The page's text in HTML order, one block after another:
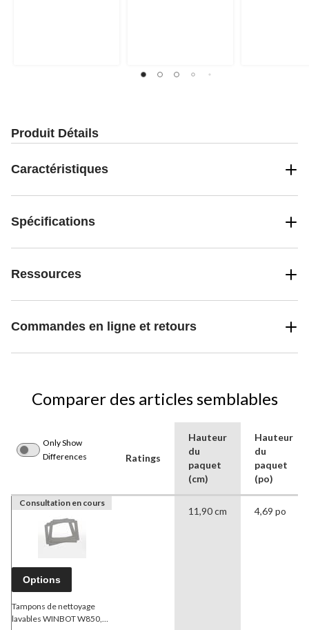
Produit Détails
Caractéristiques
Spécifications
Ressources
Commandes en ligne et retours
Comparer des articles semblables
Only Show
Differences
Ratings
Hauteur
du
paquet
(cm)
Hauteur
du
paquet
(po)
Consultation en cours
Options
Tampons de nettoyage
lavables WINBOT W850,
11,90 cm 4,69 po